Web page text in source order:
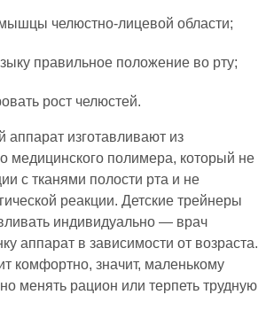
челюстно-лицевой области;
правильное положение во рту;
рост челюстей.
аппарат изготавливают из
медицинского полимера, который не
с тканями полости рта и не
реакции. Детские трейнеры
индивидуально — врач
аппарат в зависимости от возраста.
комфортно, значит, маленькому
менять рацион или терпеть трудную